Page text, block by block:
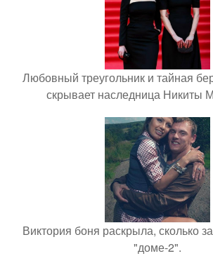
Любовный треугольник и тайная
скрывает наследница Никиты
Виктория боня раскрыла, сколько
"доме-2".